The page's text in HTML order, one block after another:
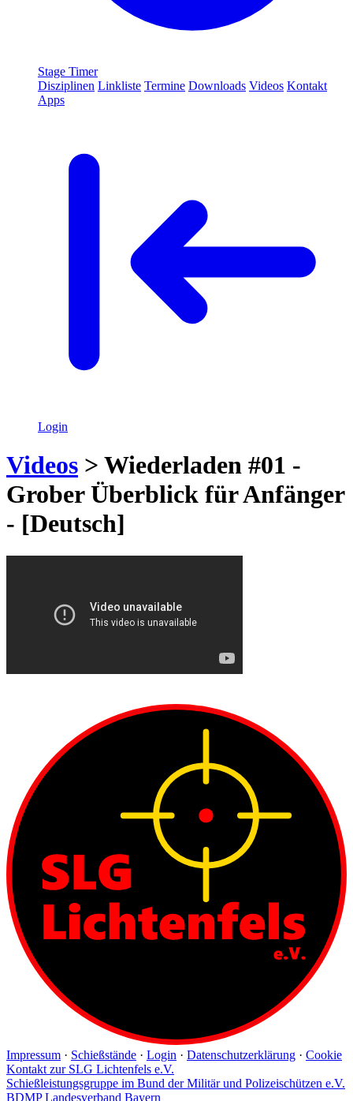
Stage Timer
Disziplinen Linkliste Termine Downloads Videos Kontakt
Apps
Login
Videos > Wiederladen #01 -
Grober Überblick für Anfänger
- [Deutsch]
Impressum · Schießstände · Login · Datenschutzerklärung · Cookie
Kontakt zur SLG Lichtenfels e.V.
Schießleistungsgruppe im Bund der Militär und Polizeischützen e.V.
BDMP Landesverband Bayern